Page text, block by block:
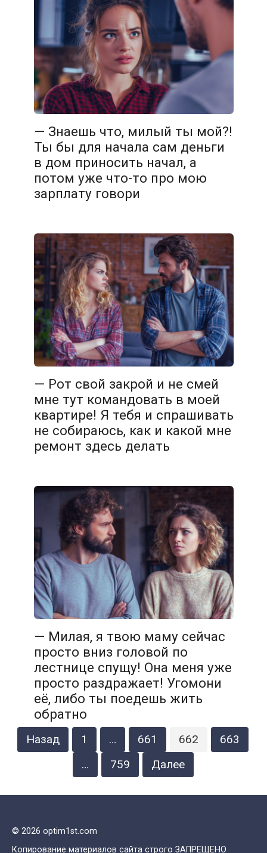
— Знаешь что, милый ты мой?!
Ты бы для начала сам деньги
в дом приносить начал, а
потом уже что-то про мою
зарплату говори
— Рот свой закрой и не смей
мне тут командовать в моей
квартире! Я тебя и спрашивать
не собираюсь, как и какой мне
ремонт здесь делать
— Милая, я твою маму сейчас
просто вниз головой по
лестнице спущу! Она меня уже
просто раздражает! Угомони
её, либо ты поедешь жить
обратно
Пагинация
записей
Назад 1 … 661 662
663
…
759 Далее
© 2026 optim1st.com
Копирование материалов сайта строго ЗАПРЕЩЕНО